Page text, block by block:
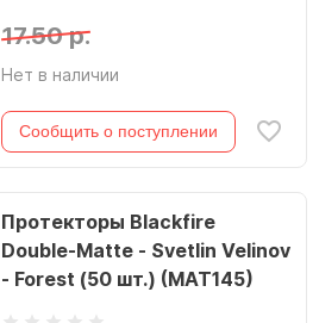
17.50 р.
Нет в наличии
Сообщить о поступлении
Протекторы Blackfire
Double-Matte - Svetlin Velinov
- Forest (50 шт.) (MAT145)